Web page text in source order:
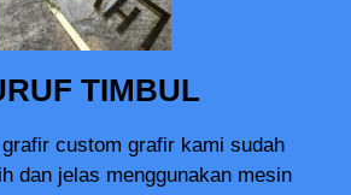
TIMBUL
custom grafir kami sudah
dan jelas menggunakan mesin